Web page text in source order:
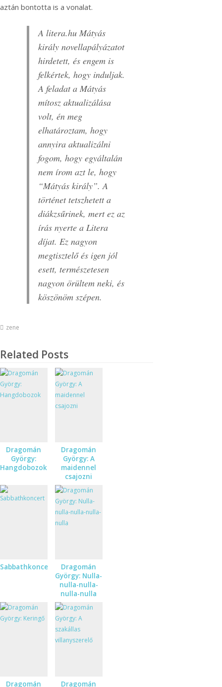
aztán bontotta is a vonalat.
A litera.hu Mátyás
király novellapályázatot
hirdetett, és engem is
felkértek, hogy induljak.
A feladat a Mátyás
mítosz aktualizálása
volt, én meg
elhatároztam, hogy
annyira aktualizálni
fogom, hogy egyáltalán
nem írom azt le, hogy
“Mátyás király”. A
történet tetszhetett a
diákzsűrinek, mert ez az
írás nyerte a Litera
díjat. Ez nagyon
megtisztelő és igen jól
esett, természetesen
nagyon örültem neki, és
köszönöm szépen.
zene
Related Posts
Dragomán
György:
Hangdobozok
Dragomán
György: A
maidennel
csajozni
Sabbathkoncert
Dragomán
György: Nulla-
nulla-nulla-
nulla-nulla
Dragomán Dragomán